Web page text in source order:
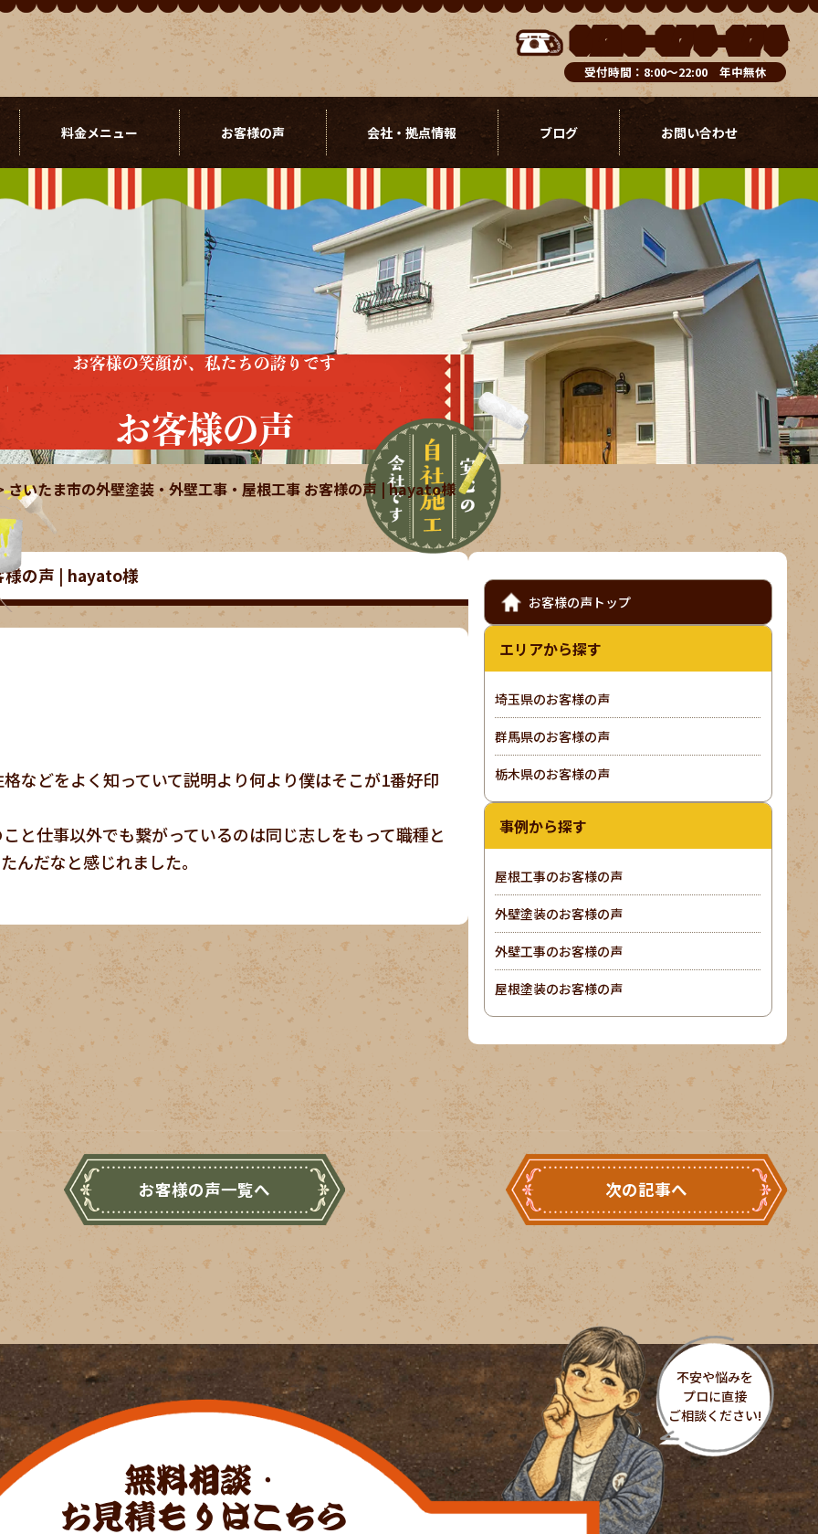
0120-076-976
受付時間：8:00～22:00 年中無休
料金メニュー お客様の声 会社・拠点情報 ブログ お問い合わせ
お客様の笑顔が、私たちの誇りです
お客様の声
さいたま市の外壁塗装・外壁工事・屋根工事 お客様の声 | hayato様
様の声 | hayato様
などをよく知っていて説明より何より僕はそこが1番好印
と仕事以外でも繋がっているのは同じ志しをもって職種と
んだなと感じれました。
お客様の声トップ
エリアから探す
埼玉県のお客様の声
群馬県のお客様の声
栃木県のお客様の声
事例から探す
屋根工事のお客様の声
外壁塗装のお客様の声
外壁工事のお客様の声
屋根塗装のお客様の声
お客様の声一覧へ 次の記事へ
無料相談・
お見積もりはこちら